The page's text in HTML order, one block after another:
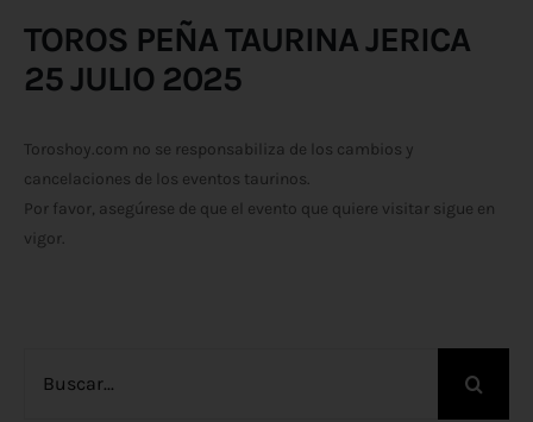
TOROS PEÑA TAURINA JERICA
25 JULIO 2025
Toroshoy.com no se responsabiliza de los cambios y
cancelaciones de los eventos taurinos.
Por favor, asegúrese de que el evento que quiere visitar sigue en
vigor.